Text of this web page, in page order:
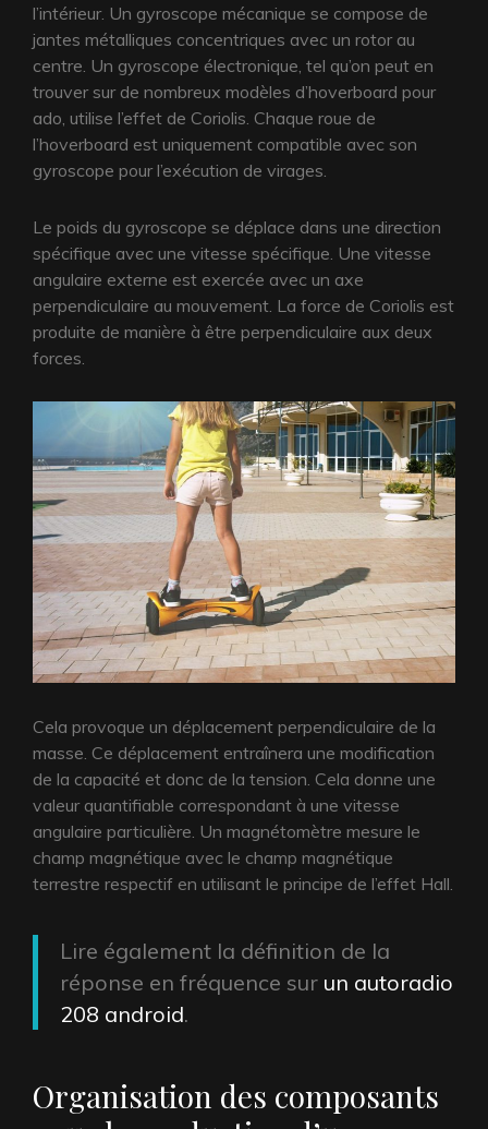
l’intérieur. Un gyroscope mécanique se compose de
jantes métalliques concentriques avec un rotor au
centre. Un gyroscope électronique, tel qu’on peut en
trouver sur de nombreux modèles d’hoverboard pour
ado, utilise l’effet de Coriolis. Chaque roue de
l’hoverboard est uniquement compatible avec son
gyroscope pour l’exécution de virages.
Le poids du gyroscope se déplace dans une direction
spécifique avec une vitesse spécifique. Une vitesse
angulaire externe est exercée avec un axe
perpendiculaire au mouvement. La force de Coriolis est
produite de manière à être perpendiculaire aux deux
forces.
Cela provoque un déplacement perpendiculaire de la
masse. Ce déplacement entraînera une modification
de la capacité et donc de la tension. Cela donne une
valeur quantifiable correspondant à une vitesse
angulaire particulière. Un magnétomètre mesure le
champ magnétique avec le champ magnétique
terrestre respectif en utilisant le principe de l’effet Hall.
Lire également la définition de la
réponse en fréquence sur un autoradio
208 android.
Organisation des composants